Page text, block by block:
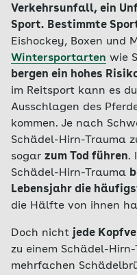
Verkehrsunfall, ein
Sport. Bestimmte
Eishockey, Boxen und
Wintersportarten wie
bergen ein hohes
im Reitsport kann es
Ausschlagen des
kommen. Je nach
Schädel-Hirn-Trauma
sogar zum Tod führen.
Schädel-Hirn-Trauma
Lebensjahr die
die Hälfte von ihnen
Doch nicht jede
zu einem Schädel-
mehrfachen